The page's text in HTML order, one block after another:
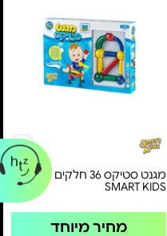
מגנט סטיקס 36 חלקים - מבית
SMART KIDS
מחיר מיוחד